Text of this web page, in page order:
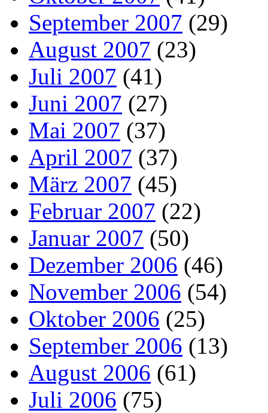
September 2007 (29)
August 2007 (23)
Juli 2007 (41)
Juni 2007 (27)
Mai 2007 (37)
April 2007 (37)
März 2007 (45)
Februar 2007 (22)
Januar 2007 (50)
Dezember 2006 (46)
November 2006 (54)
Oktober 2006 (25)
September 2006 (13)
August 2006 (61)
Juli 2006 (75)